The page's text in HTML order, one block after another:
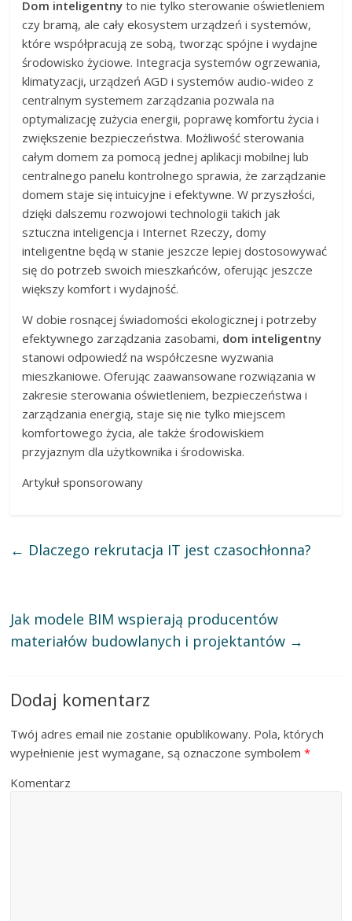
Dom inteligentny to nie tylko sterowanie oświetleniem
czy bramą, ale cały ekosystem urządzeń i systemów,
które współpracują ze sobą, tworząc spójne i wydajne
środowisko życiowe. Integracja systemów ogrzewania,
klimatyzacji, urządzeń AGD i systemów audio-wideo z
centralnym systemem zarządzania pozwala na
optymalizację zużycia energii, poprawę komfortu życia i
zwiększenie bezpieczeństwa. Możliwość sterowania
całym domem za pomocą jednej aplikacji mobilnej lub
centralnego panelu kontrolnego sprawia, że zarządzanie
domem staje się intuicyjne i efektywne. W przyszłości,
dzięki dalszemu rozwojowi technologii takich jak
sztuczna inteligencja i Internet Rzeczy, domy
inteligentne będą w stanie jeszcze lepiej dostosowywać
się do potrzeb swoich mieszkańców, oferując jeszcze
większy komfort i wydajność.
W dobie rosnącej świadomości ekologicznej i potrzeby
efektywnego zarządzania zasobami, dom inteligentny
stanowi odpowiedź na współczesne wyzwania
mieszkaniowe. Oferując zaawansowane rozwiązania w
zakresie sterowania oświetleniem, bezpieczeństwa i
zarządzania energią, staje się nie tylko miejscem
komfortowego życia, ale także środowiskiem
przyjaznym dla użytkownika i środowiska.
Artykuł sponsorowany
← Dlaczego rekrutacja IT jest czasochłonna?
Jak modele BIM wspierają producentów
materiałów budowlanych i projektantów →
Dodaj komentarz
Twój adres email nie zostanie opublikowany. Pola, których
wypełnienie jest wymagane, są oznaczone symbolem*
Komentarz